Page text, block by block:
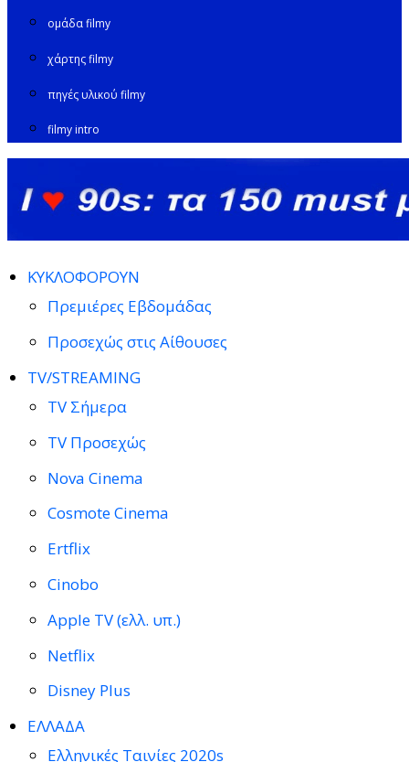
ομάδα filmy
χάρτης filmy
πηγές υλικού filmy
filmy intro
ΚΥΚΛΟΦΟΡΟΥΝ
Πρεμιέρες Εβδομάδας
Προσεχώς στις Αίθουσες
TV/STREAMING
TV Σήμερα
TV Προσεχώς
Nova Cinema
Cosmote Cinema
Ertflix
Cinobo
Apple TV (ελλ. υπ.)
Netflix
Disney Plus
ΕΛΛΑΔΑ
Ελληνικές Ταινίες 2020s